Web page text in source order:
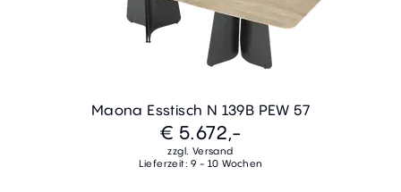
Maona Esstisch N 139B PEW 57
€ 5.672,-
zzgl. Versand
Lieferzeit: 9 - 10 Wochen